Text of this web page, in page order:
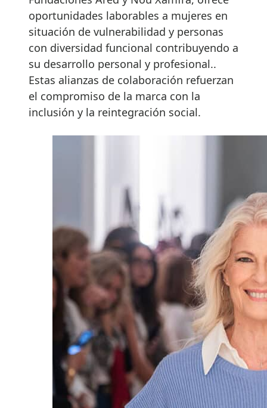
oportunidades laborables a mujeres en
situación de vulnerabilidad y personas
con diversidad funcional contribuyendo a
su desarrollo personal y profesional..
Estas alianzas de colaboración refuerzan
el compromiso de la marca con la
inclusión y la reintegración social.